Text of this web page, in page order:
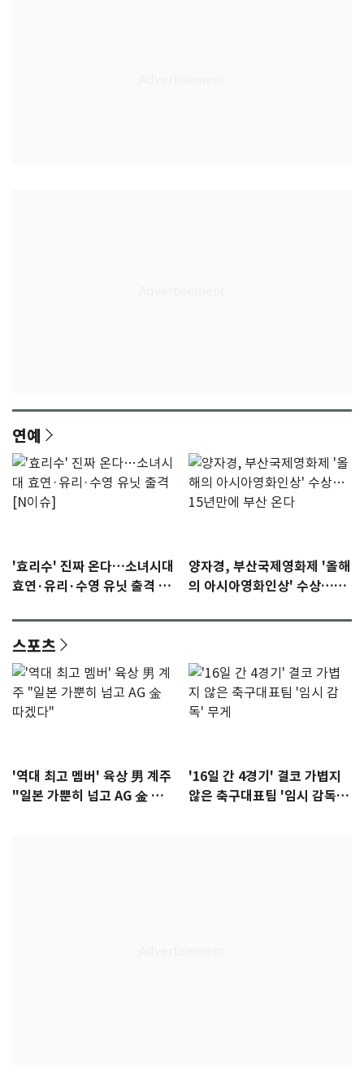
연예
'효리수' 진짜 온다…소녀시대
효연·유리·수영 유닛 출격 [N
양자경, 부산국제영화제 '올해
의 아시아영화인상' 수상…15
스포츠
'역대 최고 멤버' 육상 男 계주
"일본 가뿐히 넘고 AG 金 따겠
'16일 간 4경기' 결코 가볍지
않은 축구대표팀 '임시 감독'